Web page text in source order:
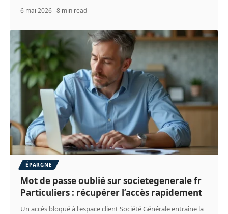
6 mai 2026 8 min read
ÉPARGNE
Mot de passe oublié sur societegenerale fr
Particuliers : récupérer l’accès rapidement
Un accès bloqué à l'espace client Société Générale entraîne la